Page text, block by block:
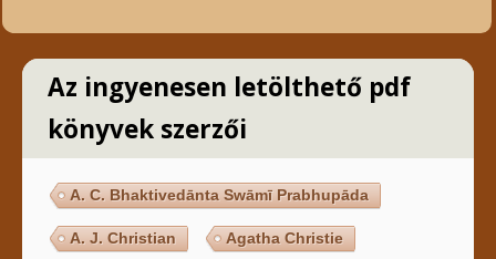
Az ingyenesen letölthető pdf
könyvek szerzői
A. C. Bhaktivedānta Swāmī Prabhupāda
A. J. Christian Agatha Christie